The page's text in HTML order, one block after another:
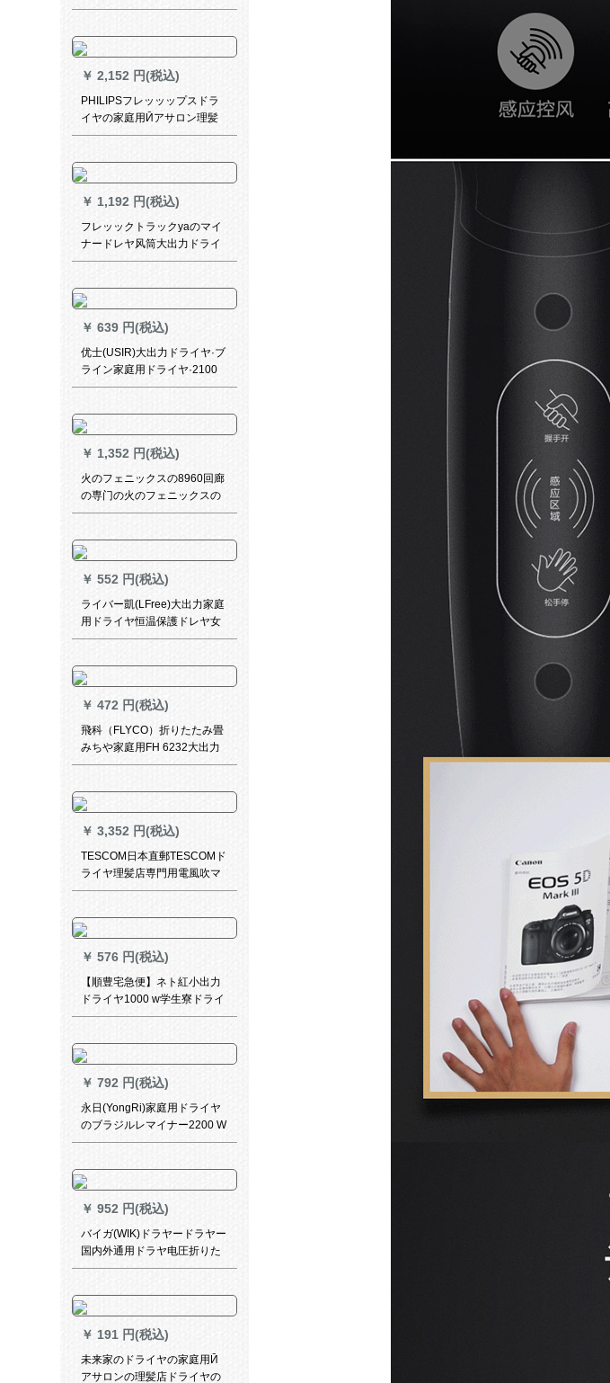
がしたードライヤー
￥ 2,152 円(税込)
PHILIPSフレッッップスドラ
イヤの家庭用Ӣアサロン理髪
店恒温マリナドラヤーはドラ
折りたたみ畳むつとします。
￥ 1,192 円(税込)
フレッックトラックyaのマイ
ナードレヤ风筒大出力ドライ
ヤー恒温养护HP 8249
￥ 639 円(税込)
优士(USIR)大出力ドライヤ·ブ
ライン家庭用ドライヤ·2100
W専门恒温静音ドライヤ·8920
￥ 1,352 円(税込)
火のフェニックスの8960回廊
の専门の火のフェニックスの
フィックの风机の大きいパン
热风のドラヤーの恒温は黒の
新型です。
￥ 552 円(税込)
ライバー凱(LFree)大出力家庭
用ドライヤ恒温保護ドレヤ女
性サロン級静音ドレヤーXD-
した。
￥ 472 円(税込)
飛科（FLYCO）折りたたみ畳
みちや家庭用FH 6232大出力
ドライヤ2000 Wホワイト
￥ 3,352 円(税込)
TESCOM日本直郵TESCOMド
ライヤ理髪店専門用電風吹マ
ヌァン大出力ドライヤ家庭用
【1500 W変圧器が必要】
￥ 576 円(税込)
【順豊宅急便】ネト紅小出力
ドライヤ1000 w学生寮ドライ
ヤ寮家庭用小型ドライヤ携帯
いますと、9+ネルマー1000 W
がプレゼです。
￥ 792 円(税込)
永日(YongRi)家庭用ドライヤ
のブラジルレマイナー2200 W
大出力専门サロンン恒温冷热
￥ 952 円(税込)
バイガ(WIK)ドラヤードラヤー
国内外通用ドラヤ电圧折りた
みみ2サーモスタット120 w家
ツアー
￥ 191 円(税込)
未来家のドライヤの家庭用Ӣ
アサロンの理髪店ドライヤの